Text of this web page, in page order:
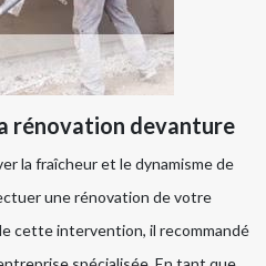
rénovation devanture
la fraîcheur et le dynamisme de
une rénovation de votre
cette intervention, il recommandé